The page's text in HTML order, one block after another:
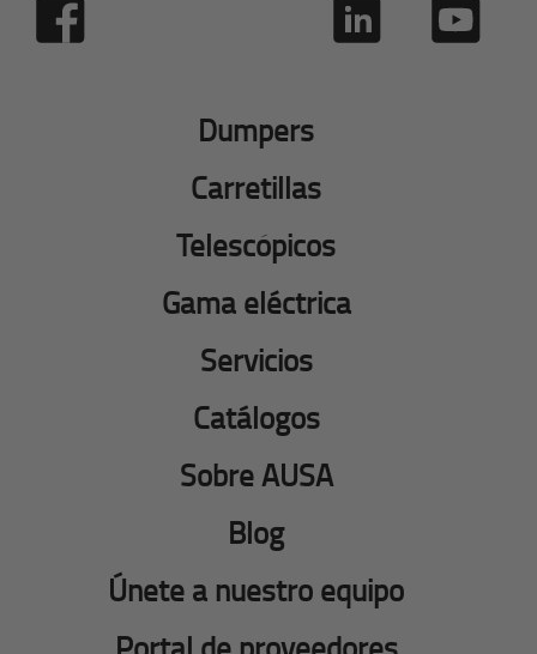
Dumpers
Carretillas
Telescópicos
Gama eléctrica
Servicios
Catálogos
Sobre AUSA
Blog
Únete a nuestro equipo